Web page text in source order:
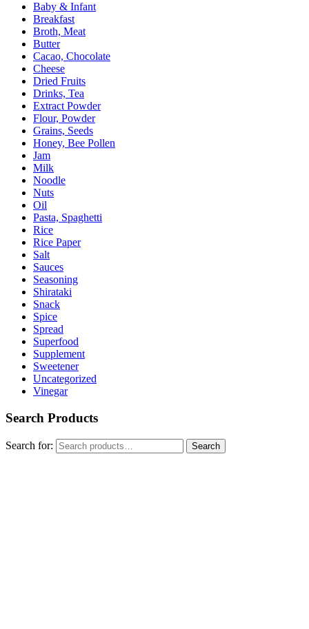
Baby & Infant
Breakfast
Broth, Meat
Butter
Cacao, Chocolate
Cheese
Dried Fruits
Drinks, Tea
Extract Powder
Flour, Powder
Grains, Seeds
Honey, Bee Pollen
Jam
Milk
Noodle
Nuts
Oil
Pasta, Spaghetti
Rice
Rice Paper
Salt
Sauces
Seasoning
Shirataki
Snack
Spice
Spread
Superfood
Supplement
Sweetener
Uncategorized
Vinegar
Search Products
Search for: Search